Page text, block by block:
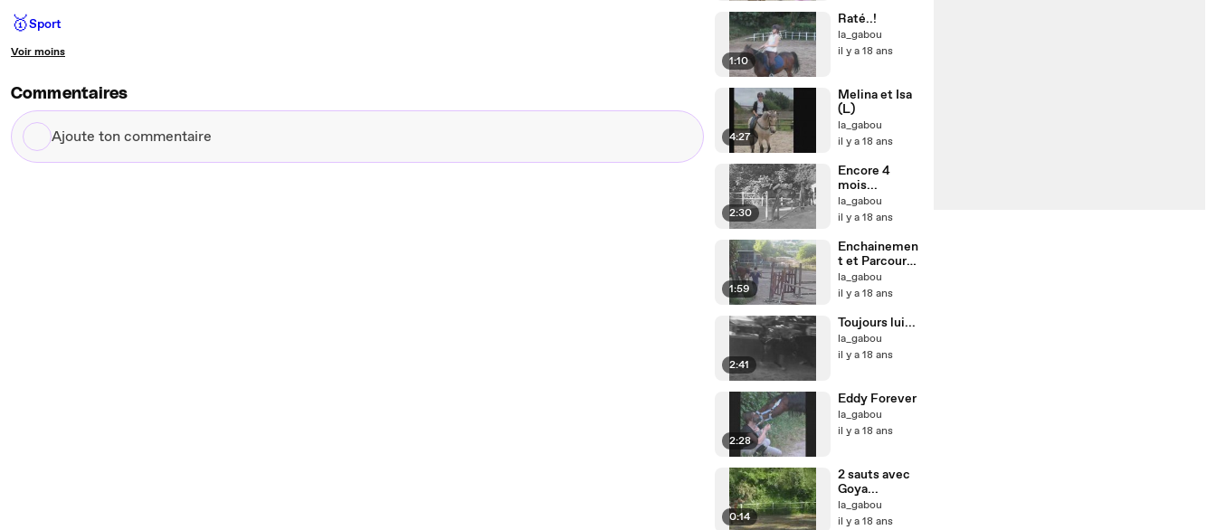
🥇Sport
Voir moins
Commentaires
Ajoute
ton
1:10
Raté..!
la_gabou
il y a 18 ans
4:27
Melina et Isa
(L)
la_gabou
il y a 18 ans
2:30
Encore 4
mois...
la_gabou
il y a 18 ans
1:59
Enchainemen
t et Parcours
avec Eddy
la_gabou
il y a 18 ans
2:41
Toujours lui...
la_gabou
il y a 18 ans
2:28
Eddy Forever
la_gabou
il y a 18 ans
0:14
2 sauts avec
Goya...
la_gabou
il y a 18 ans